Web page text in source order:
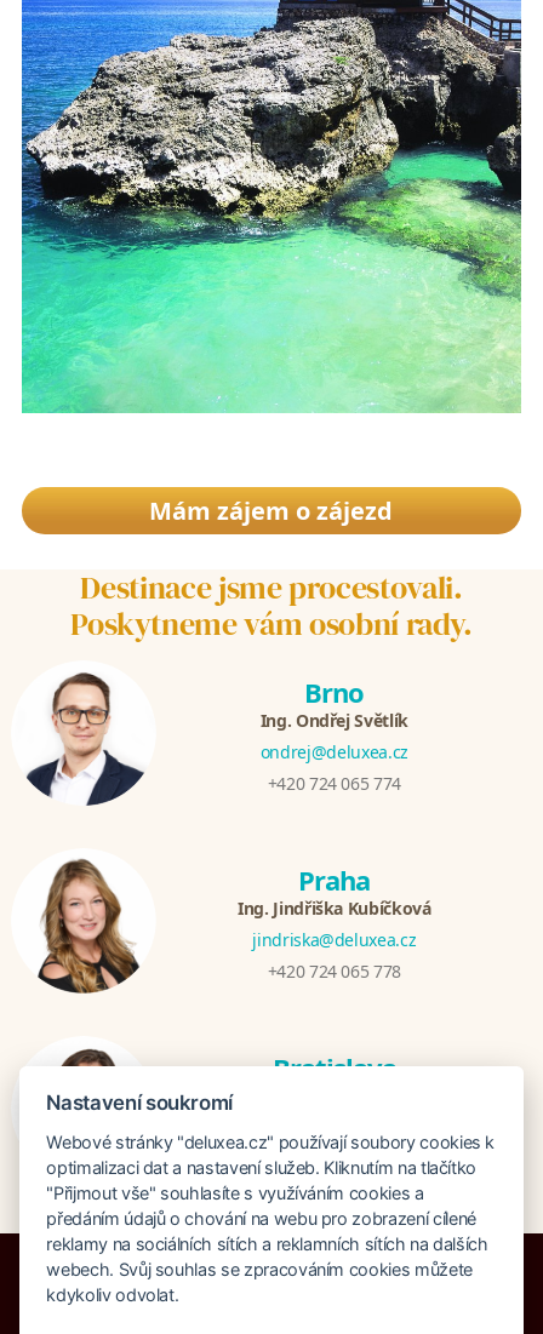
Mám zájem o zájezd
Destinace jsme procestovali.
Poskytneme vám osobní rady.
Brno
Ing. Ondřej Světlík
ondrej@deluxea.cz
+420 724 065 774
Praha
Ing. Jindřiška Kubíčková
jindriska@deluxea.cz
+420 724 065 778
Bratislava
+421 948 759 074
Nastavení soukromí
Webové stránky "deluxea.cz" používají soubory cookies k
optimalizaci dat a nastavení služeb. Kliknutím na tlačítko
"Přijmout vše" souhlasíte s využíváním cookies a
předáním údajů o chování na webu pro zobrazení cílené
reklamy na sociálních sítích a reklamních sítích na dalších
webech. Svůj souhlas se zpracováním cookies můžete
kdykoliv odvolat.